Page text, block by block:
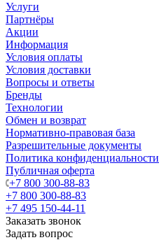
Услуги
Партнёры
Акции
Информация
Условия оплаты
Условия доставки
Вопросы и ответы
Бренды
Технологии
Обмен и возврат
Нормативно-правовая база
Разрешительные документы
Политика конфиденциальности
Публичная оферта
+7 800 300-88-83
+7 800 300-88-83
+7 495 150-44-11
Заказать звонок
Задать вопрос